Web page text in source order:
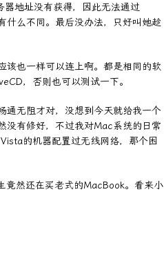
器地址没有获得，因此无法通过
什么不同。最后没办法，只好叫她趁
该也一样可以连上啊。都是相同的软
，否则也可以测试一下。
通无阻才对，没想到今天就给我一个
没有修好，不过我对Mac系统的日常
的机器配置过无线网络，那个困
竟然还在买老式的MacBook。看来小